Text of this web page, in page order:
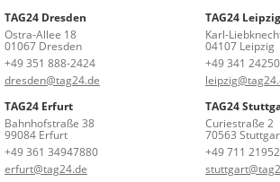
TAG24 Dresden
Ostra-Allee 18
01067 Dresden
+49 351 888-2424
dresden@tag24.de
TAG24 Leipzig
Karl-
04107 Leipzig
+49 341
TAG24 Erfurt
Bahnhofstraße 38
99084 Erfurt
+49 361 34947880
erfurt@tag24.de
TAG24
Curiestraße 2
70563
+49 711